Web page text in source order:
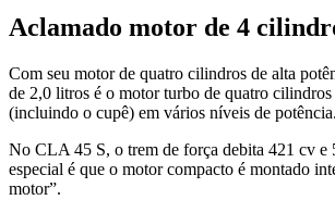
Aclamado motor de 4
Com seu motor de quatro cilindros de alta
de 2,0 litros é o motor turbo de quatro
(incluindo o cupê) em vários níveis de potência.
No CLA 45 S, o trem de força debita 421 cv e
especial é que o motor compacto é montado
motor”.